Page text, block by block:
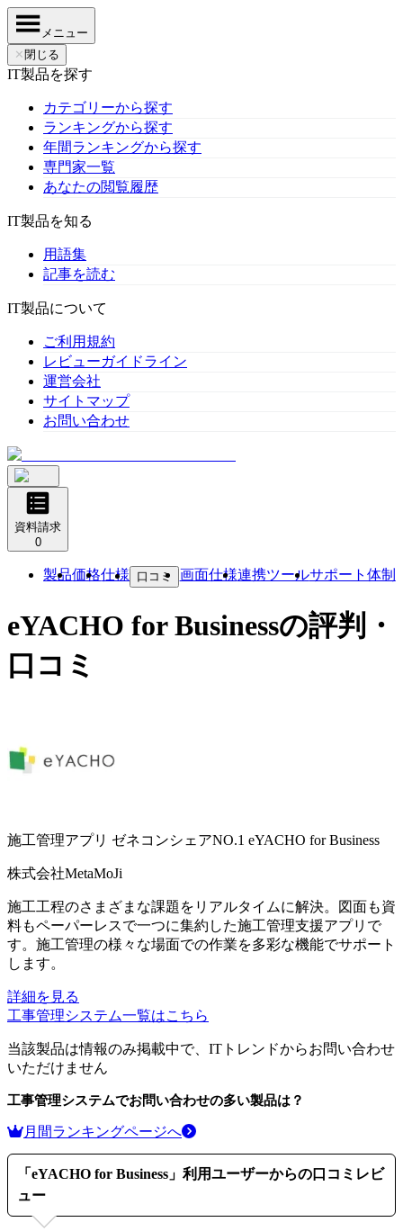
メニュー
✕ 閉じる
IT製品を探す
カテゴリーから探す
ランキングから探す
年間ランキングから探す
専門家一覧
あなたの閲覧履歴
IT製品を知る
用語集
記事を読む
IT製品について
ご利用規約
レビューガイドライン
運営会社
サイトマップ
お問い合わせ
資料請求
0
製品価格仕様 口コミ 画面仕様連携ツールサポート体制
eYACHO for Businessの評判・
口コミ
施工管理アプリ ゼネコンシェアNO.1 eYACHO for Business
株式会社MetaMoJi
施工工程のさまざまな課題をリアルタイムに解決。図面も資
料もペーパーレスで一つに集約した施工管理支援アプリで
す。施工管理の様々な場面での作業を多彩な機能でサポート
します。
詳細を見る
工事管理システム一覧はこちら
当該製品は情報のみ掲載中で、ITトレンドからお問い合わせ
いただけません
工事管理システムでお問い合わせの多い製品は？
月間ランキングページへ
「 eYACHO for Business 」利用ユーザーからの口コミレビ
ュー